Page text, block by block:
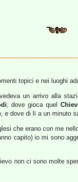
topici e nei luoghi
un arrivo alla
; dove gioca quel
e dove di lì a un minuto
che erano con me
capito) io mi sono
non ci sono molte